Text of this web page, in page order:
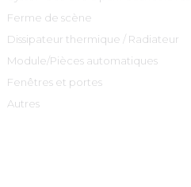
Ferme de scène
Dissipateur thermique / Radiateur
Module/Pièces automatiques
Fenêtres et portes
Autres